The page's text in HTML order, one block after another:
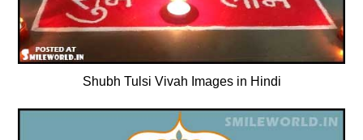
Shubh Tulsi Vivah Images in Hindi